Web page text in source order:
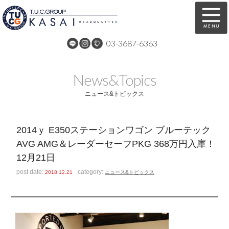
03-3687-6363
全国納車 特別作業
注文販売
お問い合わせ
News&Topics
ニュース&トピックス
2014ｙ E350ステーションワゴン ブルーテック
AVG AMG＆レーダーセーフPKG 368万円入庫！
12月21日
post date:2018.12.21 category: ニュース&トピックス